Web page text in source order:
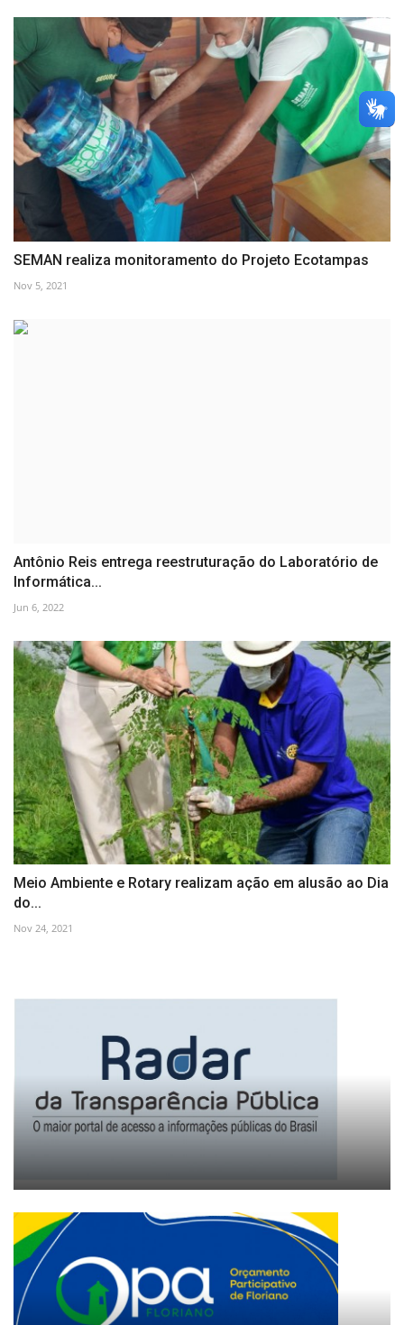
SEMAN realiza monitoramento do Projeto Ecotampas
Nov 5, 2021
Antônio Reis entrega reestruturação do Laboratório de
Informática...
Jun 6, 2022
Meio Ambiente e Rotary realizam ação em alusão ao Dia
do...
Nov 24, 2021